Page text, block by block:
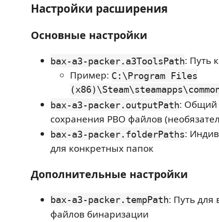
Настройки расширения
Основные настройки
bax-a3-packer.a3ToolsPath: Путь
Пример: C:\Program Files
bax-a3-packer.outputPath: Общий
сохранения PBO файлов
bax-a3-packer.folderPaths:
для конкретных папок
Дополнительные настройки
bax-a3-packer.tempPath: Путь
файлов бинаризации